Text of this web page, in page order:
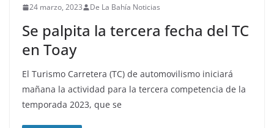
24 marzo, 2023 De La Bahía Noticias
Se palpita la tercera fecha del TC
en Toay
El Turismo Carretera (TC) de automovilismo iniciará
mañana la actividad para la tercera competencia de la
temporada 2023, que se